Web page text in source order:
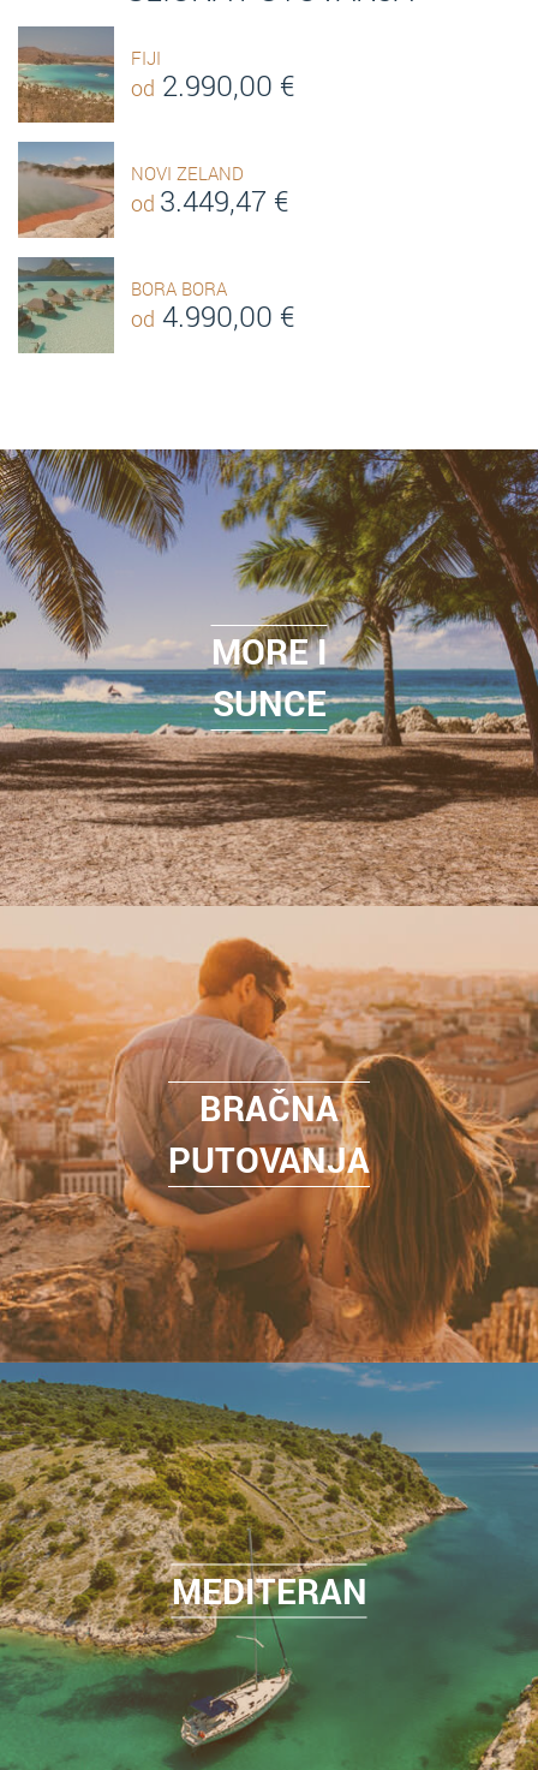
FIJI
od 2.990,00 €
NOVI ZELAND
od 3.449,47 €
BORA BORA
od 4.990,00 €
MORE I
SUNCE
BRAČNA
PUTOVANJA
MEDITERAN